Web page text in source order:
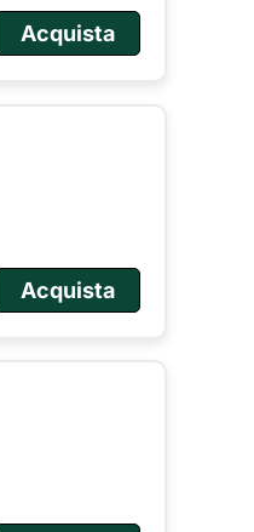
Acquista
Acquista